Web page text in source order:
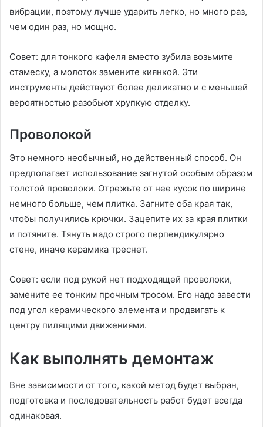
вибрации, поэтому лучше ударить легко, но много раз,
чем один раз, но мощно.
Совет: для тонкого кафеля вместо зубила возьмите
стамеску, а молоток замените киянкой. Эти
инструменты действуют более деликатно и с меньшей
вероятностью разобьют хрупкую отделку.
Проволокой
Это немного необычный, но действенный способ. Он
предполагает использование загнутой особым образом
толстой проволоки. Отрежьте от нее кусок по ширине
немного больше, чем плитка. Загните оба края так,
чтобы получились крючки. Зацепите их за края плитки
и потяните. Тянуть надо строго перпендикулярно
стене, иначе керамика треснет.
Совет: если под рукой нет подходящей проволоки,
замените ее тонким прочным тросом. Его надо завести
под угол керамического элемента и продвигать к
центру пилящими движениями.
Как выполнять демонтаж
Вне зависимости от того, какой метод будет выбран,
подготовка и последовательность работ будет всегда
одинаковая.